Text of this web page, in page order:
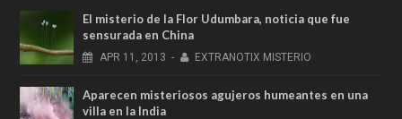
El misterio de la Flor Udumbara, noticia que fue
sensurada en China
APR 11, 2013 - EXTRANOTIX MISTERIO
Aparecen misteriosos agujeros humeantes en una
villa en la India